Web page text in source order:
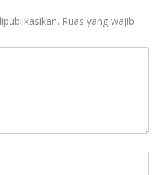
Ruas yang wajib